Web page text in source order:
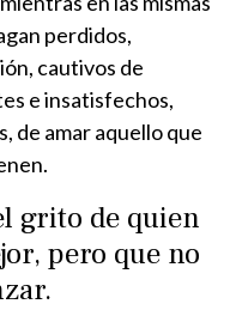
perdidos,
cautivos de
e insatisfechos,
de amar aquello que
grito de quien
pero que no